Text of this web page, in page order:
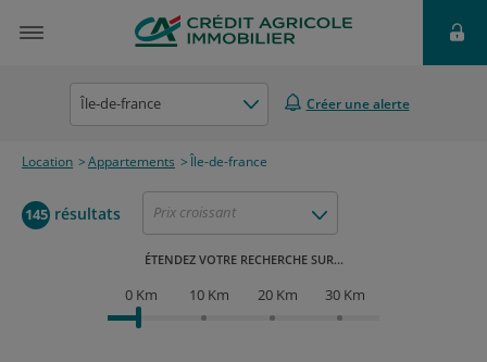
Île-de-france Créer une alerte
Location Appartements Île-de-france
145 résultats Prix croissant
ÉTENDEZ VOTRE RECHERCHE SUR...
0 Km 10 Km 20 Km 30 Km